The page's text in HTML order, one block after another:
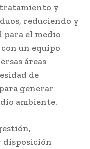
y
reduciendo y
el medio
un equipo
áreas
de
generar
ambiente.